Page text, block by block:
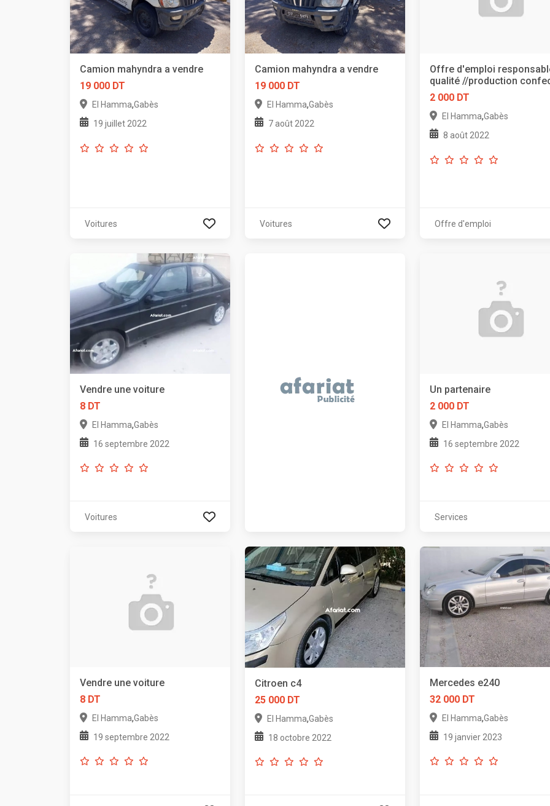
Camion mahyndra a vendre
19 000 DT
El Hamma,Gabès
19 juillet 2022
Voitures
Camion mahyndra a vendre
19 000 DT
El Hamma,Gabès
7 août 2022
Voitures
Offre d'emploi
qualité //production
2 000 DT
El Hamma,Gabès
8 août 2022
Offre d'emploi
Vendre une voiture
8 DT
El Hamma,Gabès
16 septembre 2022
Voitures
Un partenaire
2 000 DT
El Hamma,Gabès
16 septembre 2022
Services
Vendre une voiture
8 DT
El Hamma,Gabès
19 septembre 2022
Citroen c4
25 000 DT
El Hamma,Gabès
18 octobre 2022
Mercedes e240
32 000 DT
El Hamma,Gabès
19 janvier 2023